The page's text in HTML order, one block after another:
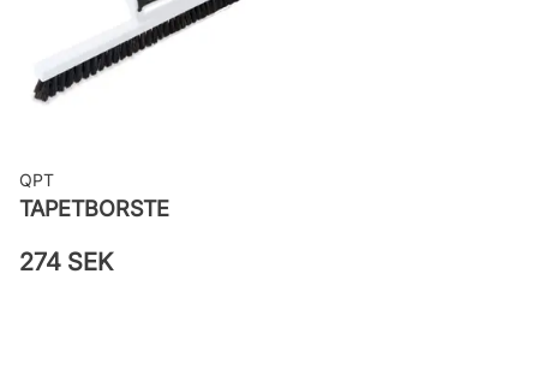
QPT
TAPETBORSTE
274 SEK